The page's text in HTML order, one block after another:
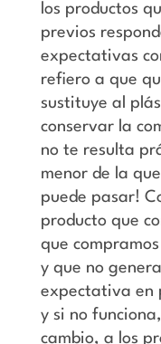
los productos
previos
expectativas
refiero a que
sustituye al
conservar la
no te resulta
menor de la
puede pasar!
producto que
que
y que no
expectativa en
y si no
cambio, a los